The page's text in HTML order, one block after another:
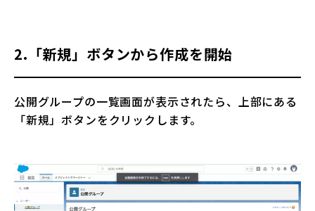
2.「新規」ボタンから作成を開始
公開グループの一覧画面が表示されたら、上部にある
「新規」ボタンをクリックします。